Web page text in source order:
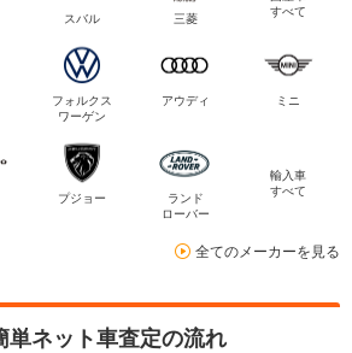
スバル 三菱
すべて
フォルクス
ワーゲン
アウディ ミニ
プジョー
ランド
ローバー
輸入車
すべて
全てのメーカーを見る
単ネット車査定の流れ